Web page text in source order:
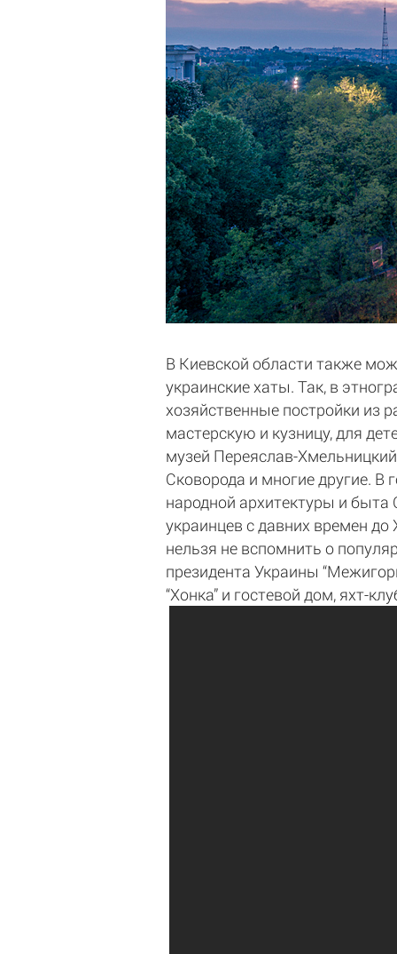
В Киевской области также
украинские хаты. Так, в
хозяйственные постройки из
мастерскую и кузницу, для
музей Переяслав-
Сковорода и многие другие. В
народной архитектуры и
украинцев с давних времен
нельзя не вспомнить о
президента Украины
“Хонка” и гостевой дом, яхт-